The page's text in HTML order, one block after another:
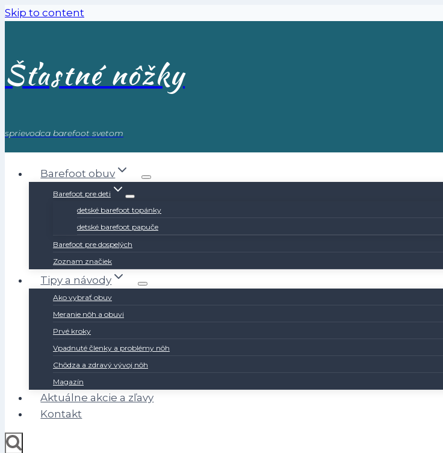
Skip to content
Šťastné nôžky
sprievodca barefoot svetom
Barefoot obuv
Barefoot pre deti
detské barefoot topánky
detské barefoot papuče
Barefoot pre dospelých
Zoznam značiek
Tipy a návody
Ako vybrať obuv
Meranie nôh a obuvi
Prvé kroky
Vpadnuté členky a problémy nôh
Chôdza a zdravý vývoj nôh
Magazín
Aktuálne akcie a zľavy
Kontakt